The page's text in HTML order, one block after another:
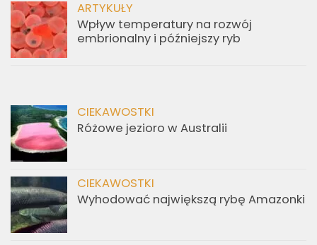
ARTYKUŁY
Wpływ temperatury na rozwój
embrionalny i późniejszy ryb
CIEKAWOSTKI
Różowe jezioro w Australii
CIEKAWOSTKI
Wyhodować największą rybę Amazonki